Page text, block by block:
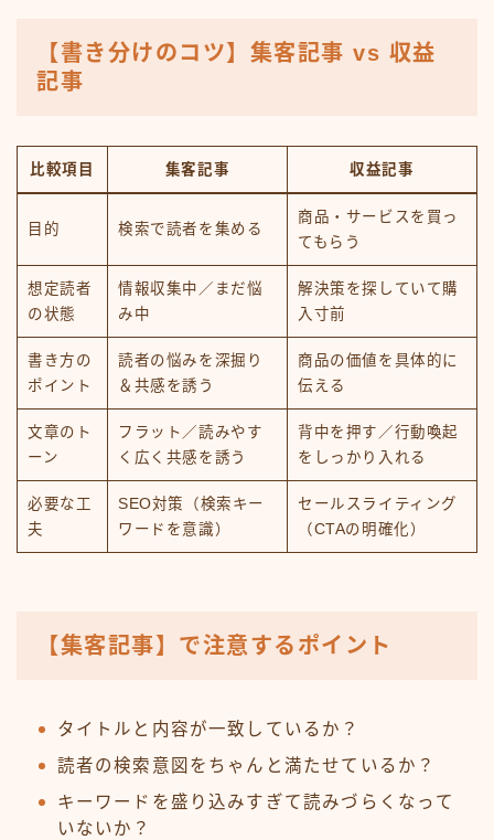
【書き分けのコツ】集客記事 vs 収益
記事
比較項目 集客記事 収益記事
目的 検索で読者を集める
商品・サービスを買っ
てもらう
想定読者
の状態
情報収集中／まだ悩
み中
解決策を探していて購
入寸前
書き方の
ポイント
読者の悩みを深掘り
＆共感を誘う
商品の価値を具体的に
伝える
文章のト
ーン
フラット／読みやす
く広く共感を誘う
背中を押す／行動喚起
をしっかり入れる
必要な工
夫
SEO対策（検索キー
ワードを意識）
セールスライティング
（CTAの明確化）
【集客記事】で注意するポイント
タイトルと内容が一致しているか？
読者の検索意図をちゃんと満たせているか？
キーワードを盛り込みすぎて読みづらくなって
いないか？